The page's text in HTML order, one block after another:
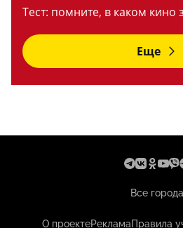
Тест: помните, в каком кино
Еще
Все города
О проектеРекламаПравила